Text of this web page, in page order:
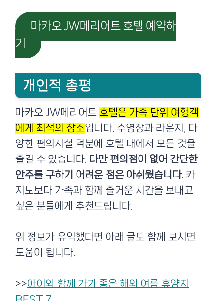
마카오 JW메리어트 호텔 예약하
기
개인적 총평
마카오 JW메리어트 호텔은 가족 단위 여행객
에게 최적의 장소입니다. 수영장과 라운지, 다
양한 편의시설 덕분에 호텔 내에서 모든 것을
즐길 수 있습니다. 다만 편의점이 없어 간단한
안주를 구하기 어려운 점은 아쉬웠습니다. 카
지노보다 가족과 함께 즐거운 시간을 보내고
싶은 분들에게 추천드립니다.
위 정보가 유익했다면 아래 글도 함께 보시면
도움이 됩니다.
>>아이와 함께 가기 좋은 해외 여름 휴양지